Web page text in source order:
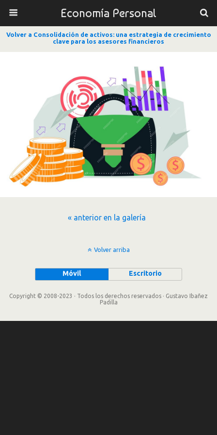
Economía Personal
Volver a Consolidación de activos: una estrategia de crecimiento
clave para los asesores financieros
« anterior en la galería
Volver arriba
Móvil Escritorio
Copyright © 2008-2023 · Todos los derechos reservados · Gustavo Ibañez
Padilla